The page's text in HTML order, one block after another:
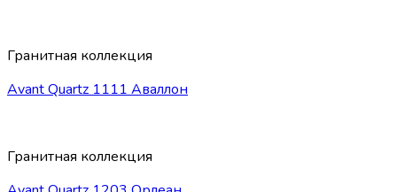
Гранитная коллекция
Avant Quartz 1111 Аваллон
Гранитная коллекция